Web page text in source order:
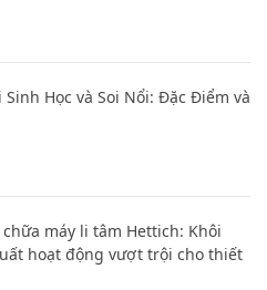
Sinh Học và Soi Nổi: Đặc Điểm và
chữa máy li tâm Hettich: Khôi
hoạt động vượt trội cho thiết